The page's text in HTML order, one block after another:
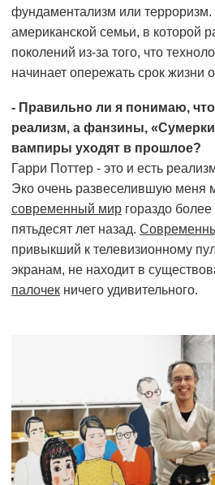
фундаментализм или
американской семьи, в которой
поколений из-за того, что
начинает опережать срок жизни
- Правильно ли я понимаю, что
реализм, а фанзины,
вампиры уходят в прошлое?
Гарри Поттер - это и есть
Эко очень развеселившую меня
современный мир гораздо
пятьдесят лет назад.
привыкший к телевизионному
экранам, не находит в
палочек ничего удивительного.